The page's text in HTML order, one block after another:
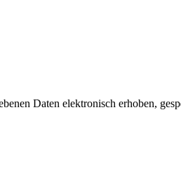
Daten elektronisch erhoben,